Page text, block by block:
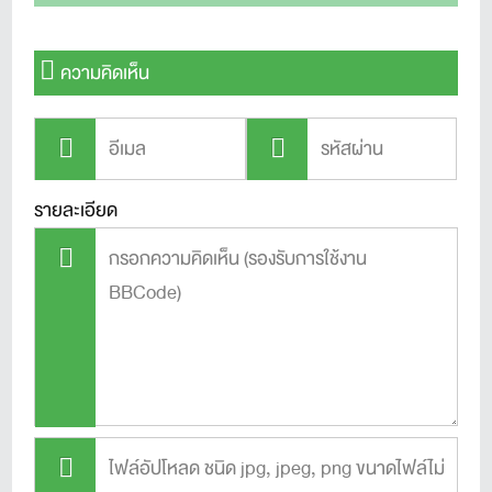
ความคิดเห็น
รายละเอียด